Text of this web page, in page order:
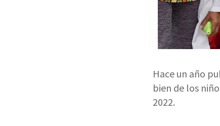
Hace un año
bien de los
2022.